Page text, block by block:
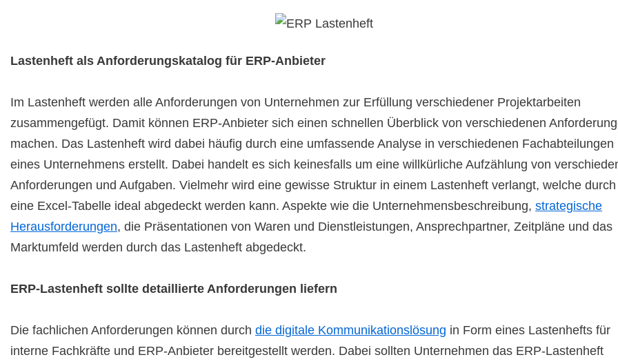
Lastenheft als Anforderungskatalog für ERP-Anbieter
Im Lastenheft werden alle Anforderungen von Unternehmen zur Erfüllung verschiedener Projektarbeiten
zusammengefügt. Damit können ERP-Anbieter sich einen schnellen Überblick von verschiedenen
machen. Das Lastenheft wird dabei häufig durch eine umfassende Analyse in verschiedenen Fachabteilungen
eines Unternehmens erstellt. Dabei handelt es sich keinesfalls um eine willkürliche Aufzählung von
Anforderungen und Aufgaben. Vielmehr wird eine gewisse Struktur in einem Lastenheft verlangt, welche durch
eine Excel-Tabelle ideal abgedeckt werden kann. Aspekte wie die Unternehmensbeschreibung, strategische
Herausforderungen, die Präsentationen von Waren und Dienstleistungen, Ansprechpartner, Zeitpläne und das
Marktumfeld werden durch das Lastenheft abgedeckt.
ERP-Lastenheft sollte detaillierte Anforderungen liefern
Die fachlichen Anforderungen können durch die digitale Kommunikationslösung in Form eines Lastenhefts für
interne Fachkräfte und ERP-Anbieter bereitgestellt werden. Dabei sollten Unternehmen das ERP-Lastenheft